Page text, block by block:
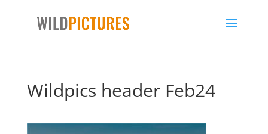
Wildpics header Feb24